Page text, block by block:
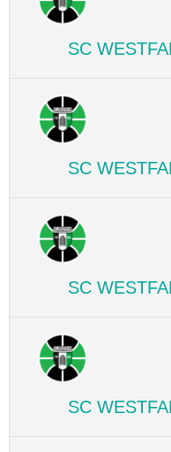
SC
SC
SC
SC